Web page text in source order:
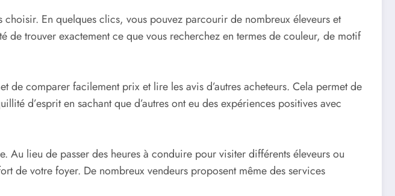
choisir. En quelques clics, vous pouvez parcourir de nombreux éleveurs et
de trouver exactement ce que vous recherchez en termes de couleur, de motif
de comparer facilement prix et lire les avis d’autres acheteurs. Cela permet de
d’esprit en sachant que d’autres ont eu des expériences positives avec
Au lieu de passer des heures à conduire pour visiter différents éleveurs ou
de votre foyer. De nombreux vendeurs proposent même des services